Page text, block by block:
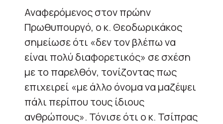
Αναφερόμενος στον πρώην
Πρωθυπουργό, ο κ. Θεοδωρικάκος
σημείωσε ότι «δεν τον βλέπω να
είναι πολύ διαφορετικός» σε σχέση
με το παρελθόν, τονίζοντας πως
επιχειρεί «με άλλο όνομα να μαζέψει
πάλι περίπου τους ίδιους
ανθρώπους». Τόνισε ότι ο κ. Τσίπρας